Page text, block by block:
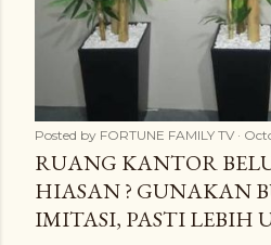
Posted by FORTUNE FAMILY TV
RUANG KANTOR
HIASAN ? GUNAKAN
IMITASI, PASTI LEBIH